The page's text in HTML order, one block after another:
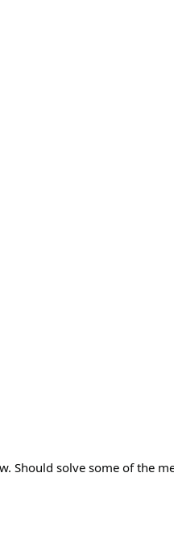
Should solve some of the